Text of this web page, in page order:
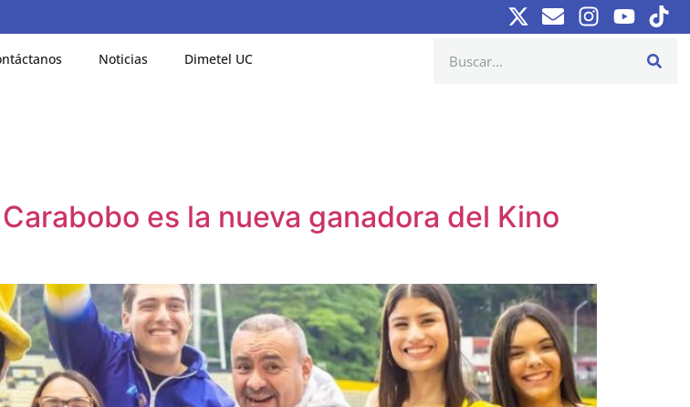
Noticias Dimetel UC
es la nueva ganadora del Kino